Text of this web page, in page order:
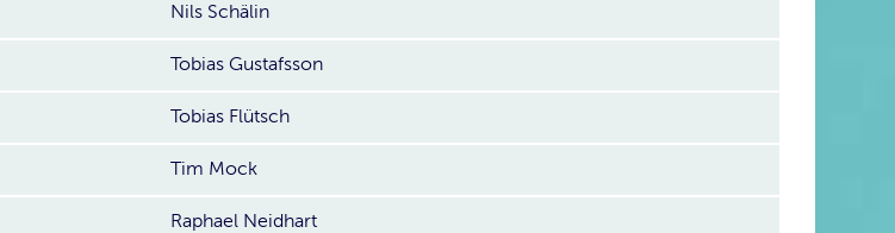
Nils Schälin
Tobias Gustafsson
Tobias Flütsch
Tim Mock
Raphael Neidhart